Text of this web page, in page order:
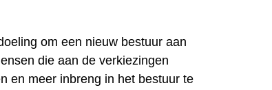
om een nieuw bestuur aan
die aan de verkiezingen
en meer inbreng in het bestuur te